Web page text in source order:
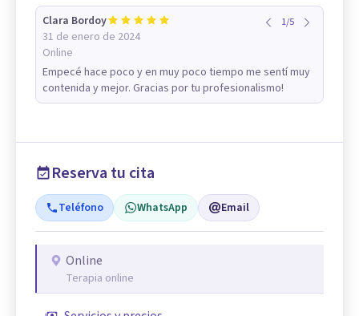
Clara Bordoy
31 de enero de 2024
Online
1/5
Empecé hace poco y en muy poco tiempo me sentí muy
contenida y mejor. Gracias por tu profesionalismo!
Reserva tu cita
Teléfono WhatsApp Email
Online
Terapia online